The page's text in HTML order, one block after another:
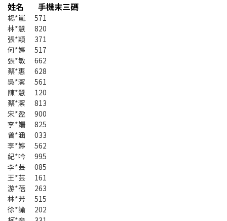
姓名 手機末三碼
楊*嵐 571
林*慧 820
張*穎 371
何*婷 517
張*敏 662
蔡*惠 628
吳*潔 561
陳*慧 120
蔡*潔 813
宋*盈 900
李*姍 825
曾*涵 033
李*婷 562
紀*吟 995
李*芸 085
王*芸 161
游*蓓 263
林*芳 515
徐*諭 202